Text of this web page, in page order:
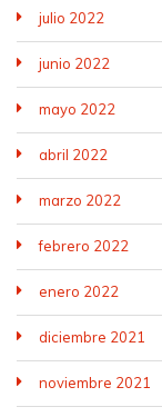
julio 2022
junio 2022
mayo 2022
abril 2022
marzo 2022
febrero 2022
enero 2022
diciembre 2021
noviembre 2021